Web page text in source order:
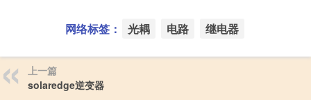
网络标签： 光耦 电路 继电器
上一篇
solaredge逆变器